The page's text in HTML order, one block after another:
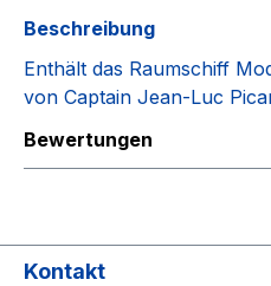
Beschreibung
Enthält das Raumschiff
von Captain Jean-Luc
Bewertungen
Kontakt